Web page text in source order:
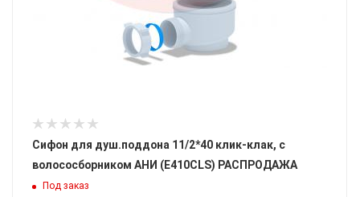
Сифон для душ.поддона 11/2*40 клик-клак, с
волососборником АНИ (E410CLS) РАСПРОДАЖА
Под заказ